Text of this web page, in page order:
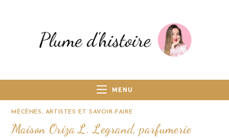
MENU
MÉCÈNES, ARTISTES ET SAVOIR-FAIRE
Maison Oriza L. Legrand, parfumerie